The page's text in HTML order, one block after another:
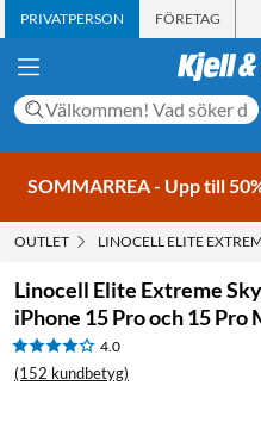
PRIVATPERSON FÖRETAG
SOMMARREA - Upp till
OUTLET LINOCELL ELITE
Linocell Elite Extreme
iPhone 15 Pro och 15 Pro
4.0
(152 kundbetyg)